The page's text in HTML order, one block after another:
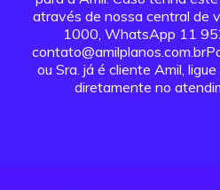
através de nossa central de
1000, WhatsApp 11
ou Sra. já é cliente Amil,
diretamente no